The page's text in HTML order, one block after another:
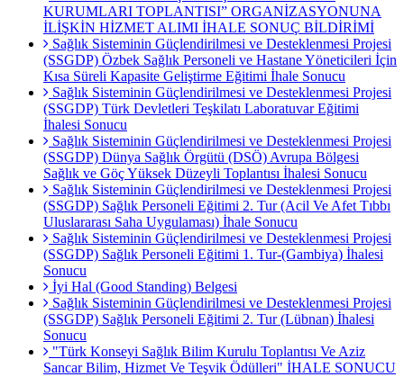
KURUMLARI TOPLANTISI” ORGANİZASYONUNA
İLİŞKİN HİZMET ALIMI İHALE SONUÇ BİLDİRİMİ
Sağlık Sisteminin Güçlendirilmesi ve Desteklenmesi Projesi
(SSGDP) Özbek Sağlık Personeli ve Hastane Yöneticileri İçin
Kısa Süreli Kapasite Geliştirme Eğitimi İhale Sonucu
Sağlık Sisteminin Güçlendirilmesi ve Desteklenmesi Projesi
(SSGDP) Türk Devletleri Teşkilatı Laboratuvar Eğitimi
İhalesi Sonucu
Sağlık Sisteminin Güçlendirilmesi ve Desteklenmesi Projesi
(SSGDP) Dünya Sağlık Örgütü (DSÖ) Avrupa Bölgesi
Sağlık ve Göç Yüksek Düzeyli Toplantısı İhalesi Sonucu
Sağlık Sisteminin Güçlendirilmesi ve Desteklenmesi Projesi
(SSGDP) Sağlık Personeli Eğitimi 2. Tur (Acil Ve Afet Tıbbı
Uluslararası Saha Uygulaması) İhale Sonucu
Sağlık Sisteminin Güçlendirilmesi ve Desteklenmesi Projesi
(SSGDP) Sağlık Personeli Eğitimi 1. Tur-(Gambiya) İhalesi
Sonucu
İyi Hal (Good Standing) Belgesi
Sağlık Sisteminin Güçlendirilmesi ve Desteklenmesi Projesi
(SSGDP) Sağlık Personeli Eğitimi 2. Tur (Lübnan) İhalesi
Sonucu
"Türk Konseyi Sağlık Bilim Kurulu Toplantısı Ve Aziz
Sancar Bilim, Hizmet Ve Teşvik Ödülleri" İHALE SONUCU